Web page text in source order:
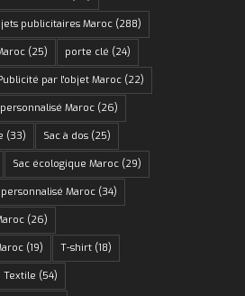
publicitaires Maroc (288)
(25) porte clé (24)
par l'objet Maroc (22)
Maroc (26)
(33) Sac à dos (25)
Sac écologique Maroc (29)
Maroc (34)
(26)
(19) T-shirt (18)
Textile (54)